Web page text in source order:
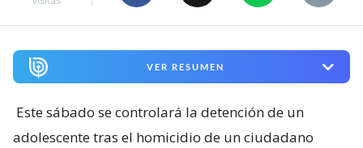
VER RESUMEN
Este sábado se controlará la detención de un
adolescente tras el homicidio de un ciudadano